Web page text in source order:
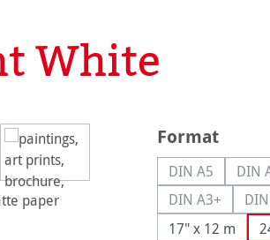
White
Format
DIN A5(Diese Option
DIN
DIN A3+
(Diese
17" x 12 m